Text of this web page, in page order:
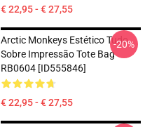
€ 22,95 - € 27,55
Arctic Monkeys Estético Tudo
Sobre Impressão Tote Bag
RB0604 [ID555846]
€ 22,95 - € 27,55
-20%